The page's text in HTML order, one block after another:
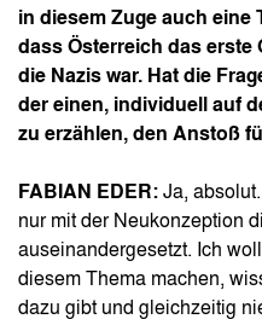
in diesem Zuge auch eine
dass Österreich das erste
die Nazis war. Hat die
der einen, individuell auf
zu erzählen, den Anstoß
FABIAN EDER: Ja,
nur mit der Neukonzeption
auseinandergesetzt. Ich
diesem Thema machen,
dazu gibt und gleichzeitig